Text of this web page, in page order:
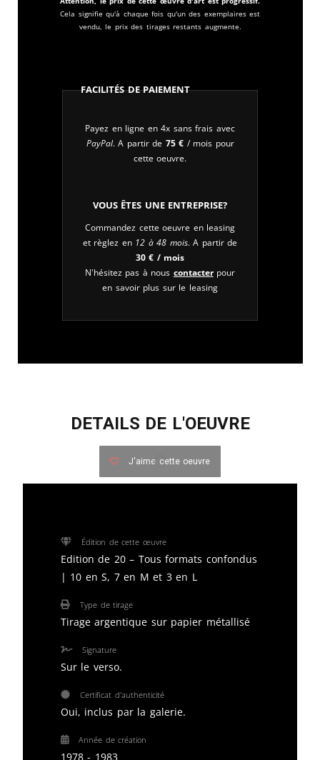
Cela signifie qu'à chaque fois qu'un des exemplaires est
vendu, le prix des tirages restants augmente.
Facilités de paiement
Payez en ligne en 4x sans frais avec
PayPal. A partir de 75 € / mois pour
cette oeuvre.
Vous êtes une entreprise?
Commandez cette oeuvre en leasing
et règlez en 12 à 48 mois. A partir de
30€ / mois
N'hésitez pas à nous contacterpour
en savoir plus sur le leasing
DETAILS DE L'OEUVRE
J'aime cette oeuvre
Édition de cette œuvre
Edition de 20 – Tous formats confondus
| 10 en S, 7 en M et 3 en L
Type de tirage
Tirage argentique sur papier métallisé
Signature
Sur le verso.
Certificat d'authenticité
Oui, inclus par la galerie.
Année de création
1978 - 1983